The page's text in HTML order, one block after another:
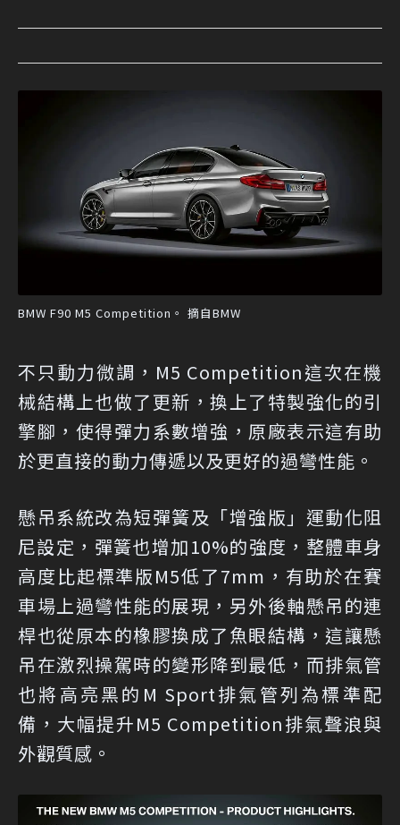
BMW F90 M5 Competition。 摘自BMW
不只動力微調，M5 Competition這次在機
械結構上也做了更新，換上了特製強化的引
擎腳，使得彈力系數增強，原廠表示這有助
於更直接的動力傳遞以及更好的過彎性能。
懸吊系統改為短彈簧及「增強版」運動化阻
尼設定，彈簧也增加10%的強度，整體車身
高度比起標準版M5低了7mm，有助於在賽
車場上過彎性能的展現，另外後軸懸吊的連
桿也從原本的橡膠換成了魚眼結構，這讓懸
吊在激烈操駕時的變形降到最低，而排氣管
也將高亮黑的M Sport排氣管列為標準配
備，大幅提升M5 Competition排氣聲浪與
外觀質感。